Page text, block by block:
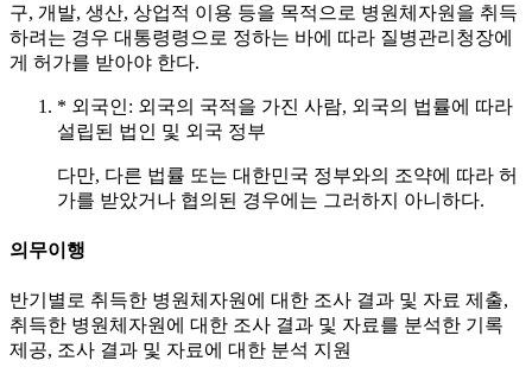
구, 개발, 생산, 상업적 이용 등을 목적으로 병원체자원을 취득
하려는 경우 대통령령으로 정하는 바에 따라 질병관리청장에
게 허가를 받아야 한다.
* 외국인: 외국의 국적을 가진 사람, 외국의 법률에 따라
설립된 법인 및 외국 정부
다만, 다른 법률 또는 대한민국 정부와의 조약에 따라 허
가를 받았거나 협의된 경우에는 그러하지 아니하다.
의무이행
반기별로 취득한 병원체자원에 대한 조사 결과 및 자료 제출,
취득한 병원체자원에 대한 조사 결과 및 자료를 분석한 기록
제공, 조사 결과 및 자료에 대한 분석 지원